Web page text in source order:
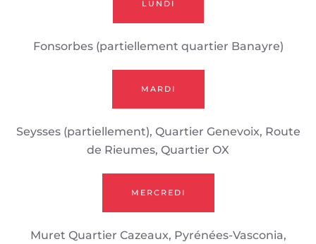
LUNDI
Fonsorbes (partiellement quartier Banayre)
MARDI
Seysses (partiellement), Quartier Genevoix, Route
de Rieumes, Quartier OX
MERCREDI
Muret Quartier Cazeaux, Pyrénées-Vasconia,